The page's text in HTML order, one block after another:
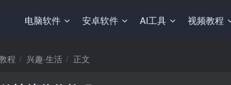
电脑软件 安卓软件 AI工具 视频教程
程 兴趣·生活 正文